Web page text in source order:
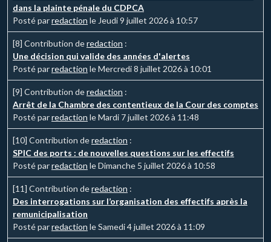
dans la plainte pénale du CDPCA
Posté parredaction le Jeudi 9 juillet 2026 à 10:57
[8] Contribution deredaction :
Une décision qui valide des années d'alertes
Posté parredaction le Mercredi 8 juillet 2026 à 10:01
[9] Contribution deredaction :
Arrêt de la Chambre des contentieux de la Cour des comptes
Posté parredaction le Mardi 7 juillet 2026 à 11:48
[10] Contribution deredaction :
SPIC des ports : de nouvelles questions sur les effectifs
Posté parredaction le Dimanche 5 juillet 2026 à 10:58
[11] Contribution deredaction :
Des interrogations sur l’organisation des effectifs après la
remunicipalisation
Posté parredaction le Samedi 4 juillet 2026 à 11:09